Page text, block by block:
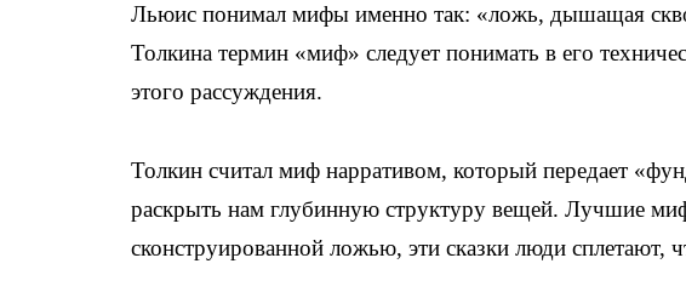
Льюис понимал мифы именно так: «ложь, дышащая
Толкина термин «миф» следует понимать в его
этого рассуждения.
Толкин считал миф нарративом, который передает
раскрыть нам глубинную структуру вещей. Лучшие
сконструированной ложью, эти сказки люди сплетают,